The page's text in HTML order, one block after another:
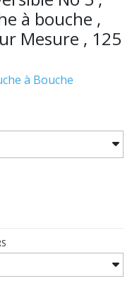
à bouche ,
Mesure , 125
à Bouche